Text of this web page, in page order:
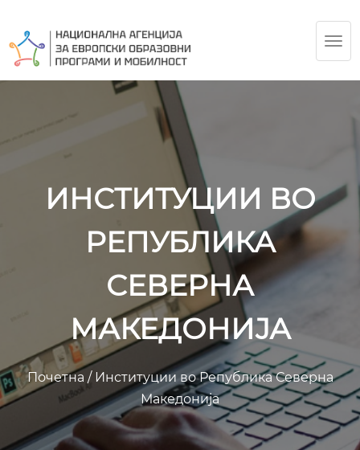
ИНСТИТУЦИИ ВО
РЕПУБЛИКА
СЕВЕРНА
МАКЕДОНИЈА
Почетна /Институции во Република Северна
Македонија